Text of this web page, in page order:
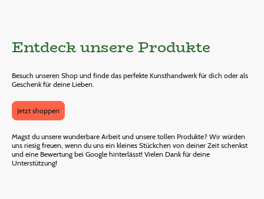
Entdeck unsere Produkte
Besuch unseren Shop und finde das perfekte Kunsthandwerk für dich oder als
Geschenk für deine Lieben.
Jetzt shoppen
Magst du unsere wunderbare Arbeit und unsere tollen Produkte? Wir würden
uns riesig freuen, wenn du uns ein kleines Stückchen von deiner Zeit schenkst
und eine Bewertung bei Google hinterlässt! Vielen Dank für deine
Unterstützung!